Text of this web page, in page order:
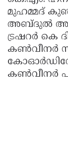
മുഹമ്മദ്
അബ്ദുൽ
ട്രഷറർ കെ
കൺവീനർ
കൺവീനർ